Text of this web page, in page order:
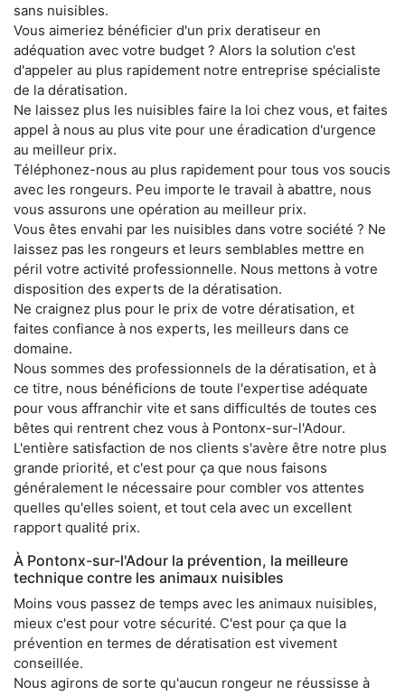
sans nuisibles.
Vous aimeriez bénéficier d'un prix deratiseur en
adéquation avec votre budget ? Alors la solution c'est
d'appeler au plus rapidement notre entreprise spécialiste
de la dératisation.
Ne laissez plus les nuisibles faire la loi chez vous, et faites
appel à nous au plus vite pour une éradication d'urgence
au meilleur prix.
Téléphonez-nous au plus rapidement pour tous vos soucis
avec les rongeurs. Peu importe le travail à abattre, nous
vous assurons une opération au meilleur prix.
Vous êtes envahi par les nuisibles dans votre société ? Ne
laissez pas les rongeurs et leurs semblables mettre en
péril votre activité professionnelle. Nous mettons à votre
disposition des experts de la dératisation.
Ne craignez plus pour le prix de votre dératisation, et
faites confiance à nos experts, les meilleurs dans ce
domaine.
Nous sommes des professionnels de la dératisation, et à
ce titre, nous bénéficions de toute l'expertise adéquate
pour vous affranchir vite et sans difficultés de toutes ces
bêtes qui rentrent chez vous à Pontonx-sur-l'Adour.
L'entière satisfaction de nos clients s'avère être notre plus
grande priorité, et c'est pour ça que nous faisons
généralement le nécessaire pour combler vos attentes
quelles qu'elles soient, et tout cela avec un excellent
rapport qualité prix.
À Pontonx-sur-l'Adour la prévention, la meilleure
technique contre les animaux nuisibles
Moins vous passez de temps avec les animaux nuisibles,
mieux c'est pour votre sécurité. C'est pour ça que la
prévention en termes de dératisation est vivement
conseillée.
Nous agirons de sorte qu'aucun rongeur ne réussisse à